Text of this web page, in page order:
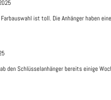
ist toll. Die Anhänger haben
den Schlüsselanhänger bereits einige